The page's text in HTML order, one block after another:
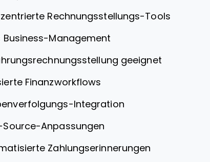
Rechnungsstellungs-Tools
Management
geeignet
Finanzworkflows
Integration
Anpassungen
Zahlungserinnerungen